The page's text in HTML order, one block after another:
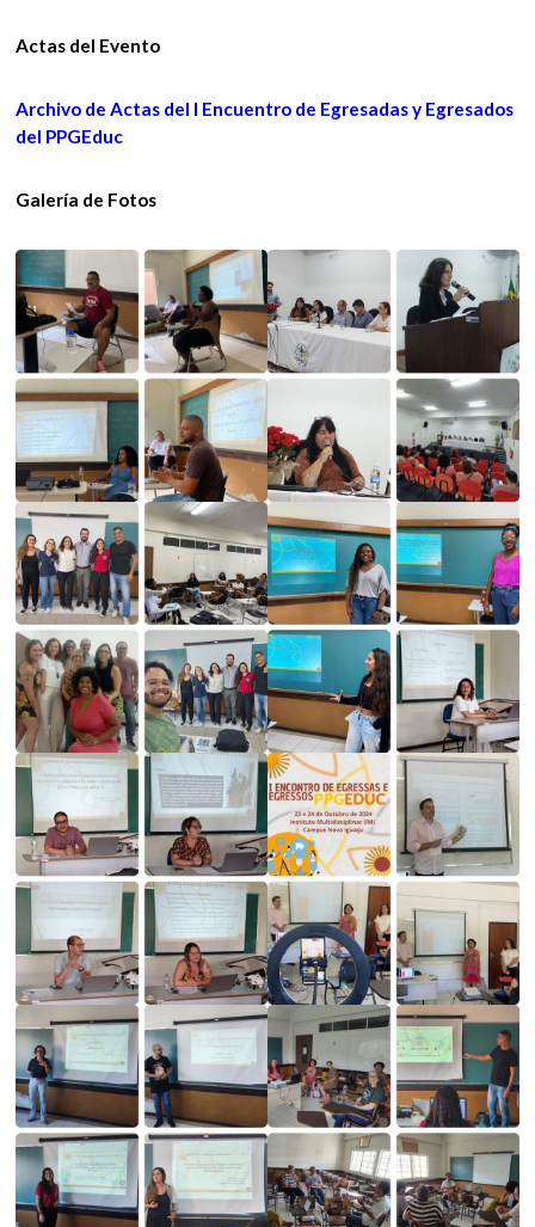
Actas del Evento
Archivo de Actas del I Encuentro de Egresadas y Egresados
del PPGEduc
Galería de Fotos